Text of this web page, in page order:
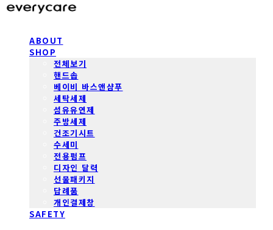
ABOUT
SHOP
전체보기
핸드솝
베이비 바스앤샴푸
세탁세제
섬유유연제
주방세제
건조기시트
수세미
전용펌프
디자인 달력
선물패키지
답례품
개인결제창
SAFETY